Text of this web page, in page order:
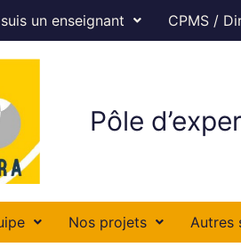
un enseignant CPMS /
Pôle
Nos projets Autres